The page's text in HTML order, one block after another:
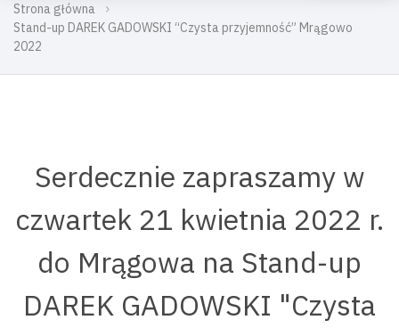
Strona główna
Stand-up DAREK GADOWSKI “Czysta przyjemność” Mrągowo
2022
Serdecznie zapraszamy w
czwartek 21 kwietnia 2022 r.
do Mrągowa na Stand-up
DAREK GADOWSKI "Czysta